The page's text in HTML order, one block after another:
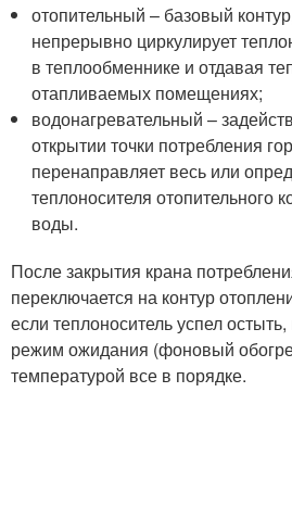
отопительный – базовый
непрерывно циркулирует
в теплообменнике и отдавая
отапливаемых помещениях;
водонагревательный –
открытии точки потребления
перенаправляет весь или
теплоносителя отопительного
воды.
После закрытия крана
переключается на контур
если теплоноситель успел
режим ожидания (фоновый
температурой все в порядке.